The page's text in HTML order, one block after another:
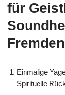
für
Einmalige
Spirituelle